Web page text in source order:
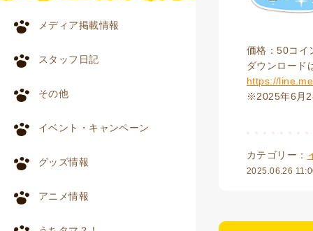
メディア掲載情報
スタッフ日記
その他
イベント・キャンペーン
グッズ情報
アニメ情報
価格：50コイ
ダウンロード
https://
※2025年6月
カテゴリー：
2025.06.26